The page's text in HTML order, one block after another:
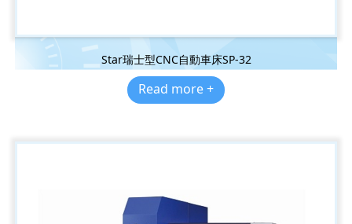
Star瑞士型CNC自動車床SP-32
Read more +